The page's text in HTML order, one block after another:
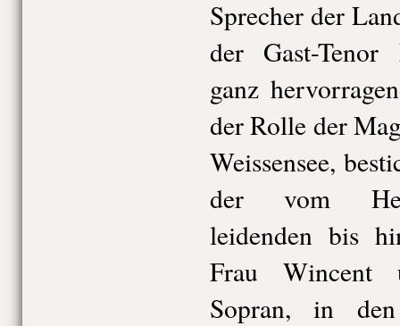
Sprecher der
der Gast-Tenor
ganz
der Rolle der
Weissensee,
der vom
leidenden bis
Frau Wincent
Sopran, in